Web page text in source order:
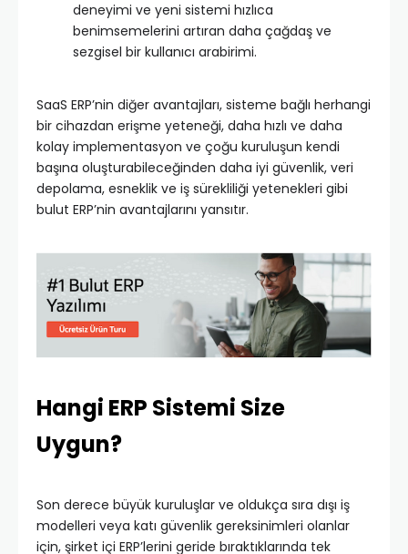
deneyimi ve yeni sistemi hızlıca
benimsemelerini artıran daha çağdaş ve
sezgisel bir kullanıcı arabirimi.
SaaS ERP’nin diğer avantajları, sisteme bağlı herhangi
bir cihazdan erişme yeteneği, daha hızlı ve daha
kolay implementasyon ve çoğu kuruluşun kendi
başına oluşturabileceğinden daha iyi güvenlik, veri
depolama, esneklik ve iş sürekliliği yetenekleri gibi
bulut ERP’nin avantajlarını yansıtır.
Hangi ERP Sistemi Size
Uygun?
Son derece büyük kuruluşlar ve oldukça sıra dışı iş
modelleri veya katı güvenlik gereksinimleri olanlar
için, şirket içi ERP’lerini geride bıraktıklarında tek